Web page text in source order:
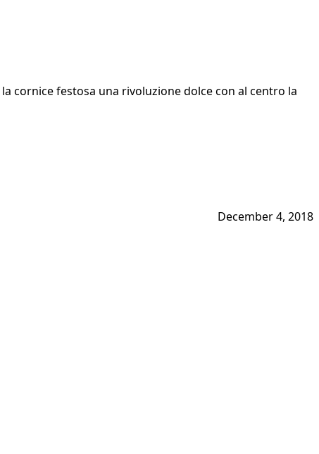
cornice festosa una rivoluzione dolce con al centro la
December 4, 2018